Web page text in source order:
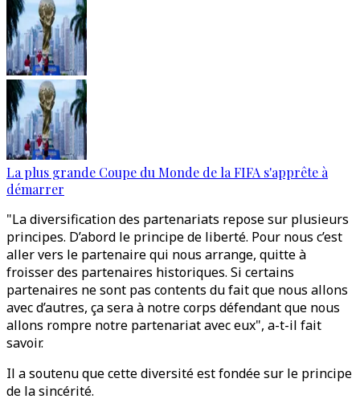
La plus grande Coupe du Monde de la FIFA s'apprête à
démarrer
"La diversification des partenariats repose sur plusieurs
principes. D’abord le principe de liberté. Pour nous c’est
aller vers le partenaire qui nous arrange, quitte à
froisser des partenaires historiques. Si certains
partenaires ne sont pas contents du fait que nous allons
avec d’autres, ça sera à notre corps défendant que nous
allons rompre notre partenariat avec eux", a-t-il fait
savoir.
Il a soutenu que cette diversité est fondée sur le principe
de la sincérité.